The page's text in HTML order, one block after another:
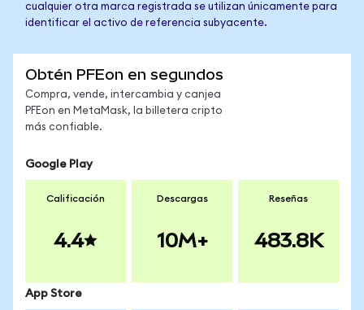
cualquier otra marca registrada se utilizan únicamente para
identificar el activo de referencia subyacente.
Obtén PFEon en segundos
Compra, vende, intercambia y canjea
PFEon en MetaMask, la billetera cripto
más confiable.
Google Play
Calificación
4.4
Descargas
10M+
Reseñas
483.8K
App Store